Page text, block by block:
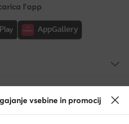
l'app
vsebine in promocij